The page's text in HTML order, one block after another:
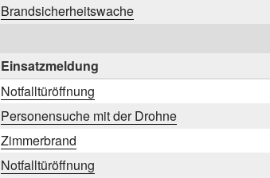
Brandsicherheitswache
Einsatzmeldung
Notfalltüröffnung
Personensuche mit der Drohne
Zimmerbrand
Notfalltüröffnung